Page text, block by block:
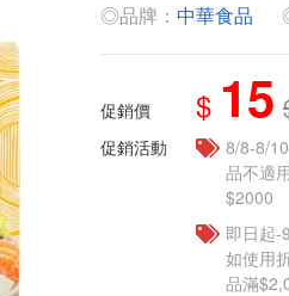
◎品牌： 中華食品
促銷價 $ 15
促銷活動
8/8-8/
品不適
$2000
即日起-
如使用
品滿